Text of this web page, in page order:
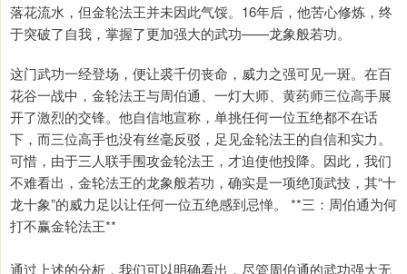
落花流水，但金轮法王并未因此气馁。16年后，他苦心修炼，终
于突破了自我，掌握了更加强大的武功——龙象般若功。
这门武功一经登场，便让裘千仞丧命，威力之强可见一斑。在百
花谷一战中，金轮法王与周伯通、一灯大师、黄药师三位高手展
开了激烈的交锋。他自信地宣称，单挑任何一位五绝都不在话
下，而三位高手也没有丝毫反驳，足见金轮法王的自信和实力。
可惜，由于三人联手围攻金轮法王，才迫使他投降。因此，我们
不难看出，金轮法王的龙象般若功，确实是一项绝顶武技，其“十
龙十象”的威力足以让任何一位五绝感到忌惮。 **三：周伯通为何
打不赢金轮法王**
通过上述的分析，我们可以明确看出，尽管周伯通的武功强大无